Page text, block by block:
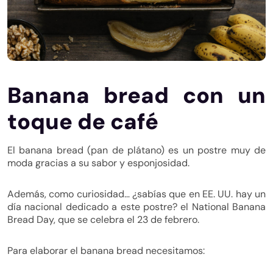
Banana bread con un
toque de café
El banana bread (pan de plátano) es un postre muy de
moda gracias a su sabor y esponjosidad.
Además, como curiosidad… ¿sabías que en EE. UU. hay un
día nacional dedicado a este postre? el National Banana
Bread Day, que se celebra el 23 de febrero.
Para elaborar el banana bread necesitamos: